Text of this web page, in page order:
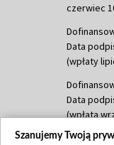
czerwiec
Data
(wpłaty
Data
(wpłata
Szanujemy Twoją